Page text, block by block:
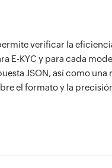
verificar la
E-KYC y para cada
JSON, así como una
el formato y la